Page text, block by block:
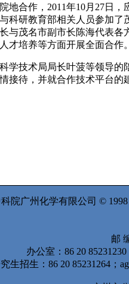
地合作，2011年10月27日
科研教育部相关人员参加
与茂名市副市长陈海代表
才培养等方面开展全面合作
学技术局局长叶菠等领导
接待，并就合作技术平台的
院广州化学有限公司 ©
邮
办公室：86 20
生招生：86 20 85231264；